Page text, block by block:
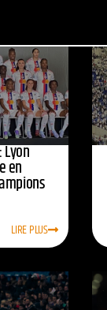
Lyon
en
LIRE PLUS